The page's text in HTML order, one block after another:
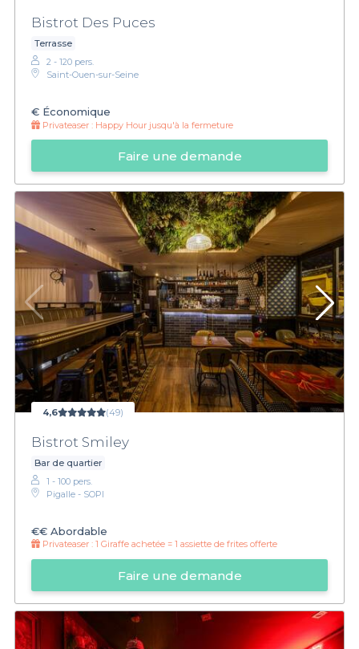
Bistrot Des Puces
Terrasse
2 - 120 pers.
Saint-Ouen-sur-Seine
€ Économique
Privateaser : Happy Hour jusqu'à la fermeture
Faire une demande
4,6 (49)
Bistrot Smiley
Bar de quartier
1 - 100 pers.
Pigalle - SOPI
€€ Abordable
Privateaser : 1 Giraffe achetée = 1 assiette de frites offerte
Faire une demande